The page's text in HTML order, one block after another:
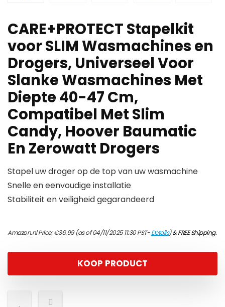
CARE+PROTECT Stapelkit
voor SLIM Wasmachines en
Drogers, Universeel Voor
Slanke Wasmachines Met
Diepte 40-47 Cm,
Compatibel Met Slim
Candy, Hoover Baumatic
En Zerowatt Drogers
Stapel uw droger op de top van uw wasmachine
Snelle en eenvoudige installatie
Stabiliteit en veiligheid gegarandeerd
Amazon.nl Price:€36.99(as of 04/11/2025 11:30 PST-Details)&FREE Shipping.
KOOP PRODUCT